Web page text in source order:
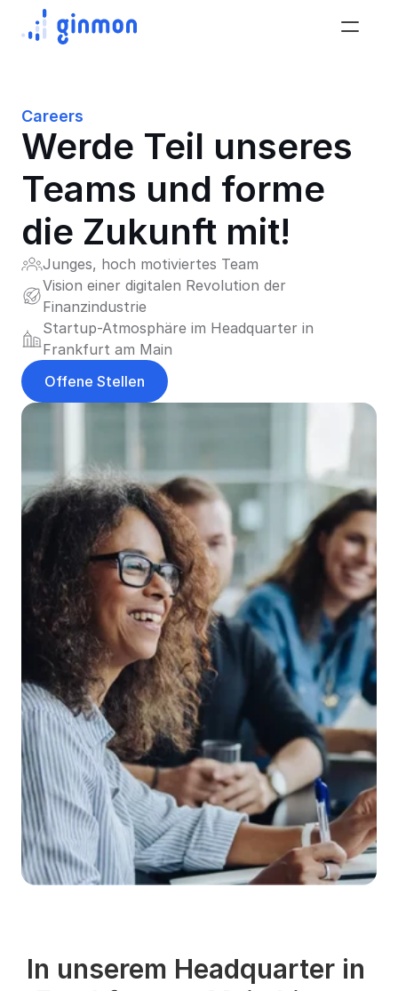
Careers
Werde Teil unseres
Teams und forme
die Zukunft mit!
Junges, hoch motiviertes Team
Vision einer digitalen Revolution der
Finanzindustrie
Startup-Atmosphäre im Headquarter in
Frankfurt am Main
Offene Stellen
In unserem Headquarter in